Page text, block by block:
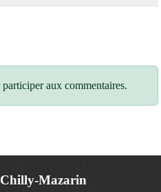
aux commentaires.
Mazarin